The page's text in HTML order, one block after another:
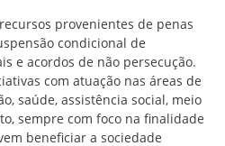
provenientes de penas
condicional de
e acordos de não persecução.
com atuação nas áreas de
saúde, assistência social, meio
sempre com foco na finalidade
beneficiar a sociedade